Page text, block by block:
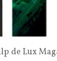
de Lux